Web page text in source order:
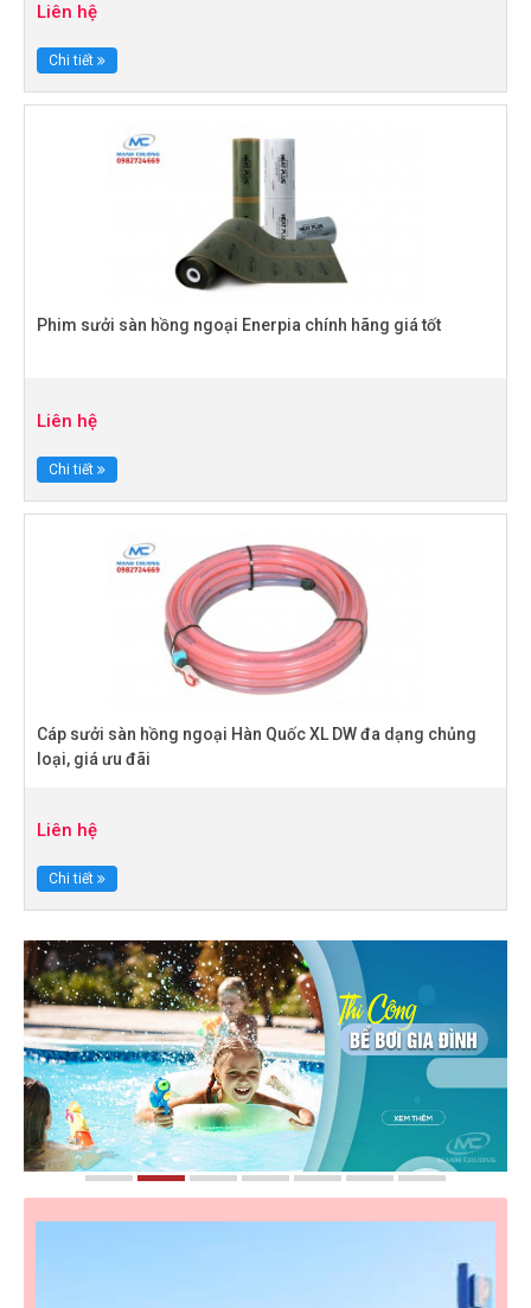
Liên hệ
Chi tiết
Phim sưởi sàn hồng ngoại Enerpia chính hãng giá tốt
Liên hệ
Chi tiết
Cáp sưởi sàn hồng ngoại Hàn Quốc XL DW đa dạng chủng
loại, giá ưu đãi
Liên hệ
Chi tiết